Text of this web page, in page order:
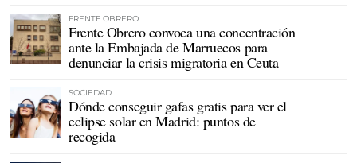
FRENTE OBRERO
Frente Obrero convoca una concentración
ante la Embajada de Marruecos para
denunciar la crisis migratoria en Ceuta
SOCIEDAD
Dónde conseguir gafas gratis para ver el
eclipse solar en Madrid: puntos de
recogida